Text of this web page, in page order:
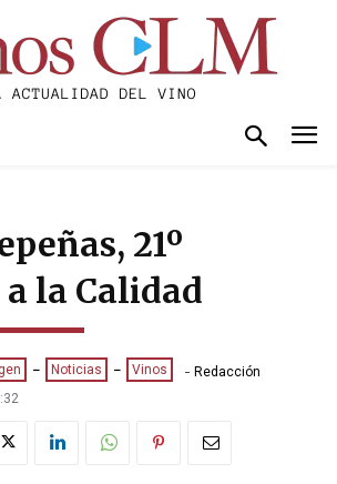
21º
la Calidad
Noticias Vinos - Redacción